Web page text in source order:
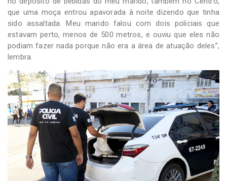
que uma moça entrou apavorada à noite dizendo que tinha
sido assaltada. Meu marido falou com dois policiais que
estavam perto, menos de 500 metros, e ouviu que eles não
podiam fazer nada porque não era a área de atuação deles”,
lembra.